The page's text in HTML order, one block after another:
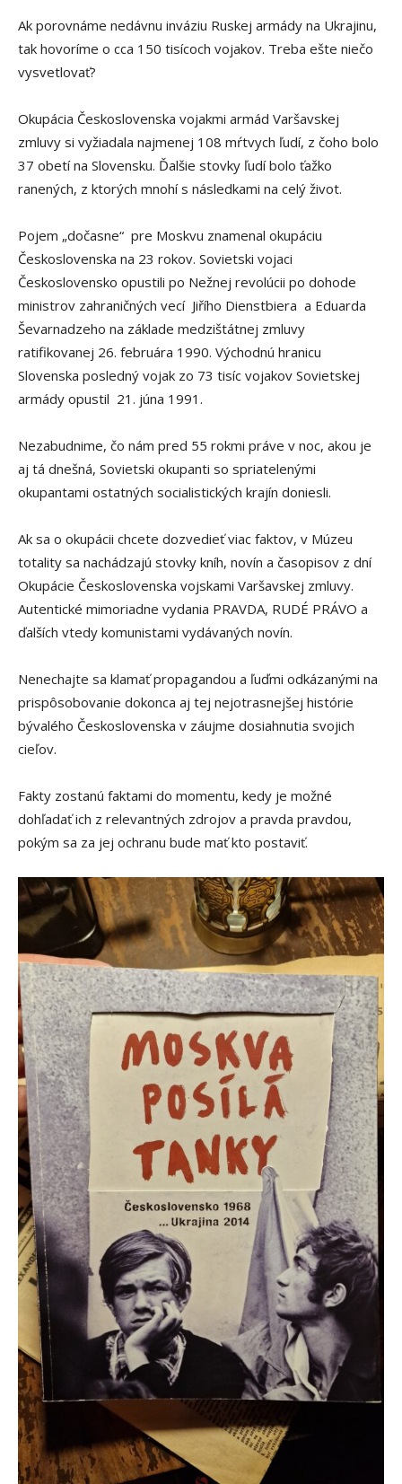
Ak porovnáme nedávnu inváziu Ruskej armády na Ukrajinu,
tak hovoríme o cca 150 tisícoch vojakov. Treba ešte niečo
vysvetlovať?
Okupácia Československa vojakmi armád Varšavskej
zmluvy si vyžiadala najmenej 108 mŕtvych ľudí, z čoho bolo
37 obetí na Slovensku. Ďalšie stovky ľudí bolo ťažko
ranených, z ktorých mnohí s následkami na celý život.
Pojem „dočasne“ pre Moskvu znamenal okupáciu
Československa na 23 rokov. Sovietski vojaci
Československo opustili po Nežnej revolúcii po dohode
ministrov zahraničných vecí Jiřího Dienstbiera a Eduarda
Ševarnadzeho na základe medzištátnej zmluvy
ratifikovanej 26. februára 1990. Východnú hranicu
Slovenska posledný vojak zo 73 tisíc vojakov Sovietskej
armády opustil 21. júna 1991.
Nezabudnime, čo nám pred 55 rokmi práve v noc, akou je
aj tá dnešná, Sovietski okupanti so spriatelenými
okupantami ostatných socialistických krajín doniesli.
Ak sa o okupácii chcete dozvedieť viac faktov, v Múzeu
totality sa nachádzajú stovky kníh, novín a časopisov z dní
Okupácie Československa vojskami Varšavskej zmluvy.
Autentické mimoriadne vydania PRAVDA, RUDÉ PRÁVO a
ďalších vtedy komunistami vydávaných novín.
Nenechajte sa klamať propagandou a ľuďmi odkázanými na
prispôsobovanie dokonca aj tej nejotrasnejšej histórie
bývalého Československa v záujme dosiahnutia svojich
cieľov.
Fakty zostanú faktami do momentu, kedy je možné
dohľadať ich z relevantných zdrojov a pravda pravdou,
pokým sa za jej ochranu bude mať kto postaviť.